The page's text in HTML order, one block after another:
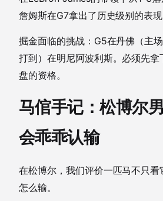
詹姆斯在G7拿出了历史级别的表现
掘金面临的挑战：G5在丹佛（主
打到）在明尼阿波利斯。必须先
盘的资格。
马倌手记：松博尔
会乖乖认输
在松博尔，我们评价一匹马不只看
怎么输。